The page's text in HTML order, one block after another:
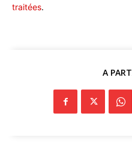
traitées.
A